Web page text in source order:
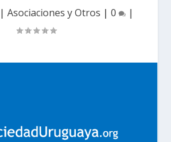
| Asociaciones y Otros | 0 |